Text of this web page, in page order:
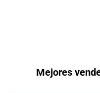
Mejores